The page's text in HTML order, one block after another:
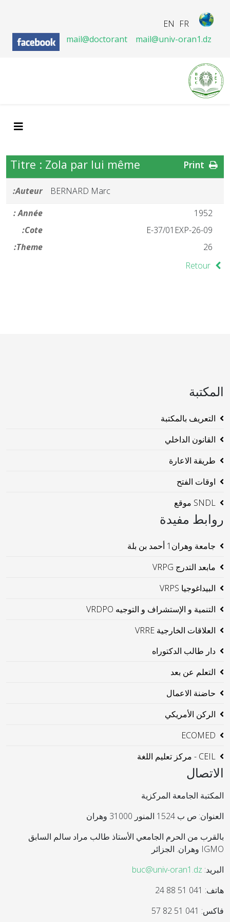
FR
EN
mail@doctorant
mail@univ-oran1.dz
Titre : Zola par lui même
Auteur:
BERNARD Marc
Année :
1952
Cote:
26-09-E-37/01EXP
Theme:
26
Retour
المكتبة
التعريف بالمكتبة
القانون الداخلي
طريقة الاعارة
اوقات الفتح
SNDL موقع
روابط مفيدة
جامعة وهران1 أحمد بن بلة
مابعد التدرج VRPG
البيداغوجيا VRPS
التنمية و الإستشراف و التوجيه VRDPO
العلاقات الخارجية VRRE
دار طالب الدكتوراه
التعلم عن بعد
حاضنة الاعمال
الركن الأمريكي
ECOMED
CEIL - مركز تعليم اللغة
الاتصال
المكتبة الجامعة المركزية
العنوان: ص ب 1524 المنور 31000 وهران
بالقرب من الحرم الجامعي الأستاذ طالب مراد سالم السابق
IGMO وهران. الجزائر
البريد: buc@univ-oran1.dz
هاتف: 041 51 88 24
فاكس: 041 51 82 57